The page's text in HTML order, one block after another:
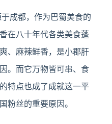
成都，作为巴蜀美食的
在八十年代各类美食蓬
、麻辣鲜香，是小郡肝
。而它万物皆可串、食
特点也成了成就这一平
粉丝的重要原因。